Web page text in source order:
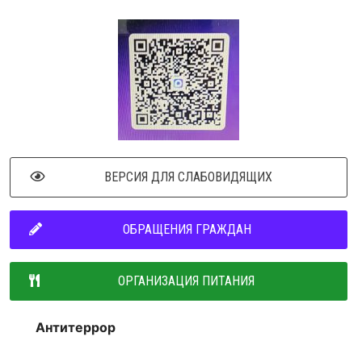
ВЕРСИЯ ДЛЯ СЛАБОВИДЯЩИХ
ОБРАЩЕНИЯ ГРАЖДАН
ОРГАНИЗАЦИЯ ПИТАНИЯ
Антитеррор